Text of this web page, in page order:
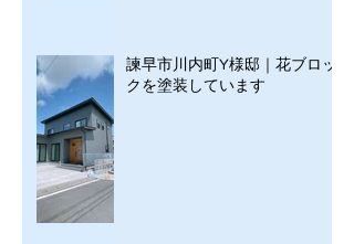
諫早市川内町Y様邸｜花ブロッ
クを塗装しています